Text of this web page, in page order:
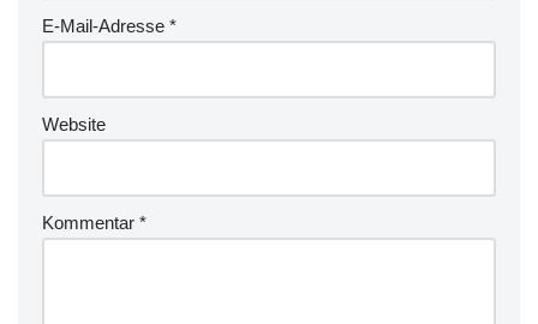
E-Mail-Adresse *
Website
Kommentar *